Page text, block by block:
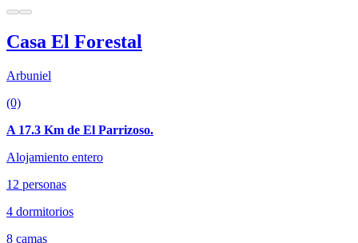
Casa El Forestal
Arbuniel
(0)
A 17.3 Km de El Parrizoso.
Alojamiento entero
12 personas
4 dormitorios
8 camas